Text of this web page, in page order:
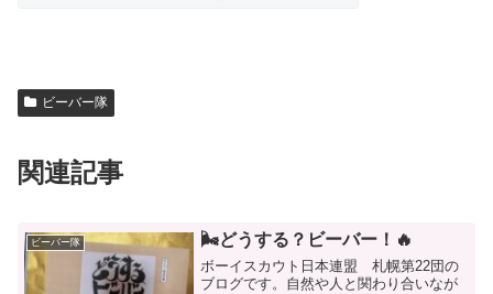
ビーバー隊
関連記事
ビーバー隊 🌬どうする？ビーバー！🔥
ボーイスカウト日本連盟 札幌第22団の
ブログです。自然や人と関わり合いなが